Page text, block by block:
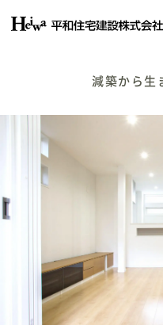
施工実績
物件情報
SDGsの取り組み
減築から生